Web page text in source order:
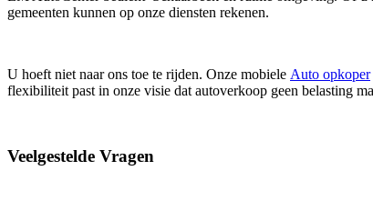
gemeenten kunnen op onze diensten rekenen.
U hoeft niet naar ons toe te rijden. Onze mobiele Auto opkoper
flexibiliteit past in onze visie dat autoverkoop geen belasting
Veelgestelde Vragen